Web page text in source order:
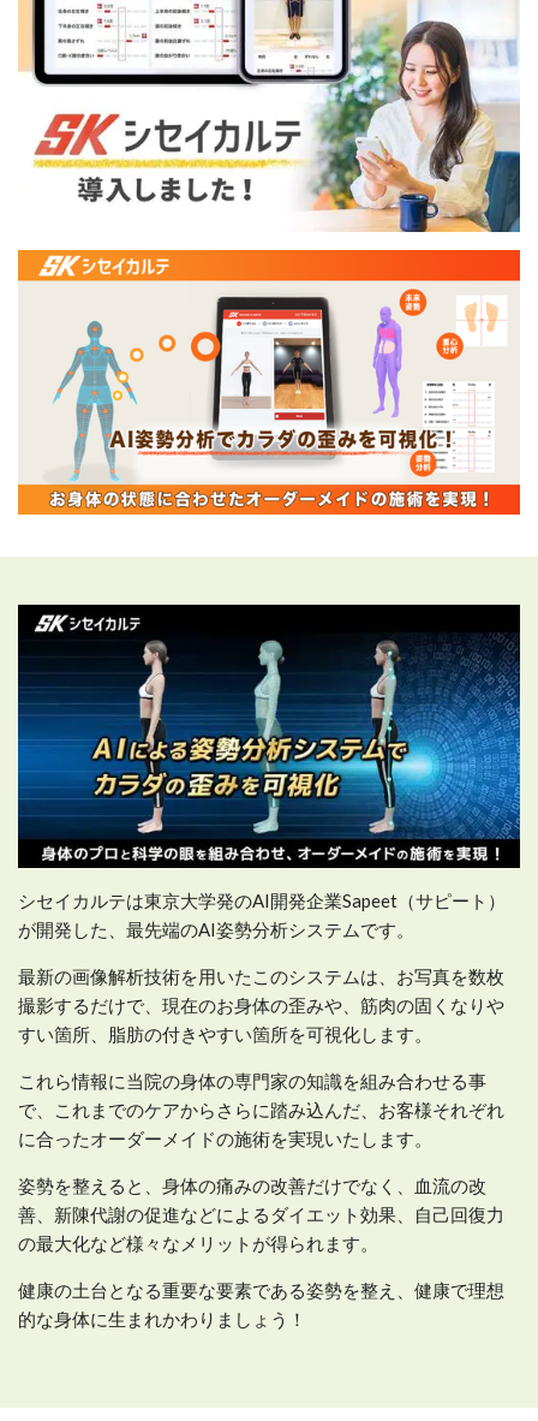
シセイカルテは東京大学発のAI開発企業Sapeet（サピート）
が開発した、最先端のAI姿勢分析システムです。
最新の画像解析技術を用いたこのシステムは、お写真を数枚
撮影するだけで、現在のお身体の歪みや、筋肉の固くなりや
すい箇所、脂肪の付きやすい箇所を可視化します。
これら情報に当院の身体の専門家の知識を組み合わせる事
で、これまでのケアからさらに踏み込んだ、お客様それぞれ
に合ったオーダーメイドの施術を実現いたします。
姿勢を整えると、身体の痛みの改善だけでなく、血流の改
善、新陳代謝の促進などによるダイエット効果、自己回復力
の最大化など様々なメリットが得られます。
健康の土台となる重要な要素である姿勢を整え、健康で理想
的な身体に生まれかわりましょう！